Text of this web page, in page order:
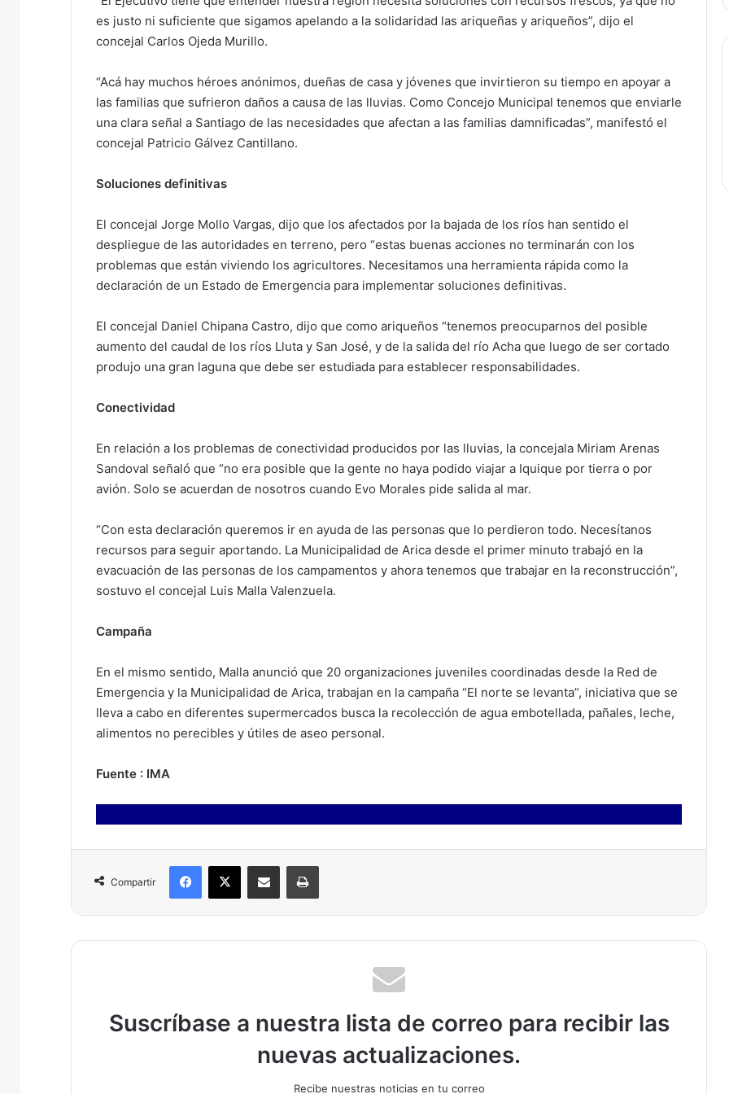
es justo ni suficiente que sigamos apelando a la solidaridad las ariqueñas y ariqueños”, dijo el
concejal Carlos Ojeda Murillo.
“Acá hay muchos héroes anónimos, dueñas de casa y jóvenes que invirtieron su tiempo en apoyar a
las familias que sufrieron daños a causa de las lluvias. Como Concejo Municipal tenemos que enviarle
una clara señal a Santiago de las necesidades que afectan a las familias damnificadas”, manifestó el
concejal Patricio Gálvez Cantillano.
Soluciones definitivas
El concejal Jorge Mollo Vargas, dijo que los afectados por la bajada de los ríos han sentido el
despliegue de las autoridades en terreno, pero “estas buenas acciones no terminarán con los
problemas que están viviendo los agricultores. Necesitamos una herramienta rápida como la
declaración de un Estado de Emergencia para implementar soluciones definitivas.
El concejal Daniel Chipana Castro, dijo que como ariqueños “tenemos preocuparnos del posible
aumento del caudal de los ríos Lluta y San José, y de la salida del río Acha que luego de ser cortado
produjo una gran laguna que debe ser estudiada para establecer responsabilidades.
Conectividad
En relación a los problemas de conectividad producidos por las lluvias, la concejala Miriam Arenas
Sandoval señaló que “no era posible que la gente no haya podido viajar a Iquique por tierra o por
avión. Solo se acuerdan de nosotros cuando Evo Morales pide salida al mar.
“Con esta declaración queremos ir en ayuda de las personas que lo perdieron todo. Necesítanos
recursos para seguir aportando. La Municipalidad de Arica desde el primer minuto trabajó en la
evacuación de las personas de los campamentos y ahora tenemos que trabajar en la reconstrucción”,
sostuvo el concejal Luis Malla Valenzuela.
Campaña
En el mismo sentido, Malla anunció que 20 organizaciones juveniles coordinadas desde la Red de
Emergencia y la Municipalidad de Arica, trabajan en la campaña “El norte se levanta”, iniciativa que se
lleva a cabo en diferentes supermercados busca la recolección de agua embotellada, pañales, leche,
alimentos no perecibles y útiles de aseo personal.
Fuente : IMA
Compartir
Suscríbase a nuestra lista de correo para recibir las
nuevas actualizaciones.
Recibe nuestras noticias en tu correo